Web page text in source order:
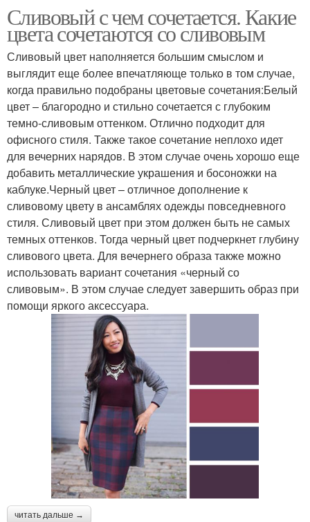
Сливовый с чем сочетается. Какие
цвета сочетаются со сливовым
Сливовый цвет наполняется большим смыслом и
выглядит еще более впечатляюще только в том случае,
когда правильно подобраны цветовые сочетания:Белый
цвет – благородно и стильно сочетается с глубоким
темно-сливовым оттенком. Отлично подходит для
офисного стиля. Также такое сочетание неплохо идет
для вечерних нарядов. В этом случае очень хорошо еще
добавить металлические украшения и босоножки на
каблуке.Черный цвет – отличное дополнение к
сливовому цвету в ансамблях одежды повседневного
стиля. Сливовый цвет при этом должен быть не самых
темных оттенков. Тогда черный цвет подчеркнет глубину
сливового цвета. Для вечернего образа также можно
использовать вариант сочетания «черный со
сливовым». В этом случае следует завершить образ при
помощи яркого аксессуара.
читать дальше →